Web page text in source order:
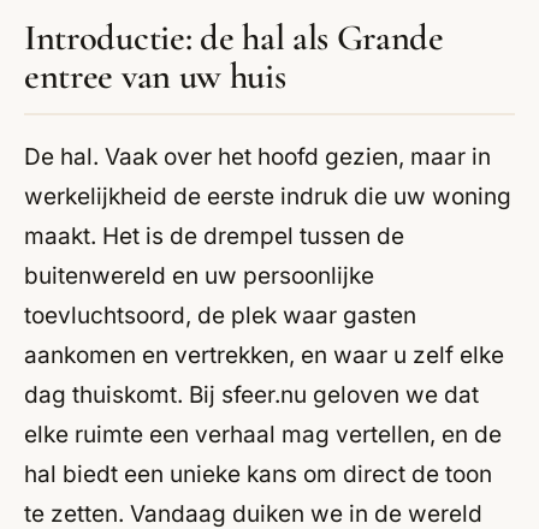
Introductie: de hal als Grande
entree van uw huis
De hal. Vaak over het hoofd gezien, maar in
werkelijkheid de eerste indruk die uw woning
maakt. Het is de drempel tussen de
buitenwereld en uw persoonlijke
toevluchtsoord, de plek waar gasten
aankomen en vertrekken, en waar u zelf elke
dag thuiskomt. Bij sfeer.nu geloven we dat
elke ruimte een verhaal mag vertellen, en de
hal biedt een unieke kans om direct de toon
te zetten. Vandaag duiken we in de wereld